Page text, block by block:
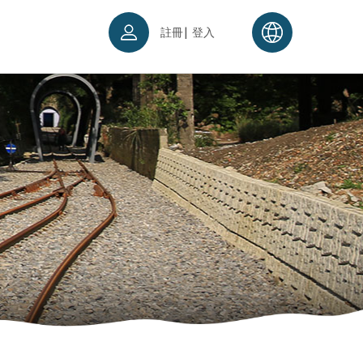
須知 入場須知
理念
註冊| 登入